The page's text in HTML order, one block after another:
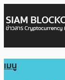
เมนู